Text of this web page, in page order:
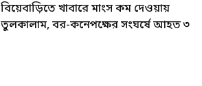
বিয়েবাড়িতে খাবারে মাংস কম দেওয়ায়
তুলকালাম, বর-কনেপক্ষের সংঘর্ষে আহত ৩